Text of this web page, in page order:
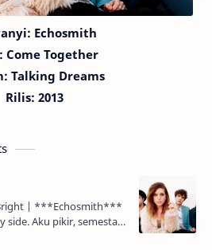
Echosmith
Come Together
Talking Dreams
Rilis: 2013
side. Aku pikir, semesta
have finally align…